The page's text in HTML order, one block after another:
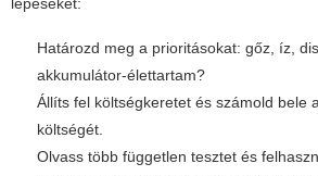
Határozd meg a prioritásokat: gőz, íz,
akkumulátor-élettartam?
Állíts fel költségkeretet és számold bele
költségét.
Olvass több független tesztet és